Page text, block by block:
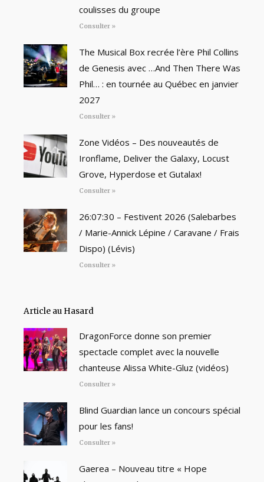
coulisses du groupe
Consulter »
The Musical Box recrée l’ère Phil Collins
de Genesis avec …And Then There Was
Phil… : en tournée au Québec en janvier
2027
Consulter »
Zone Vidéos – Des nouveautés de
Ironflame, Deliver the Galaxy, Locust
Grove, Hyperdose et Gutalax!
Consulter »
26:07:30 – Festivent 2026 (Salebarbes
/ Marie-Annick Lépine / Caravane / Frais
Dispo) (Lévis)
Consulter »
Article au Hasard
DragonForce donne son premier
spectacle complet avec la nouvelle
chanteuse Alissa White-Gluz (vidéos)
Consulter »
Blind Guardian lance un concours spécial
pour les fans!
Consulter »
Gaerea – Nouveau titre « Hope